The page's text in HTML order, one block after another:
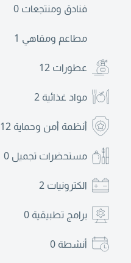
فنادق ومنتجعات 0
مطاعم ومقاهي 1
عطورات 12
مواد غذائية 2
أنظمة أمن وحماية 12
مستحضرات تجميل 0
الكترونيات 2
برامج تطبيقية 0
أنشطة 0